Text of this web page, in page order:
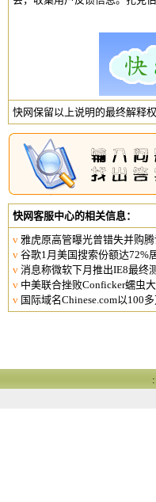
快网保留以上说明的最终解释权
快网客服中心的相关信息：
v 雅虎原高管曝光曾错失并购
v 谷歌1月美国搜索份额达72%
v 消息称微软下月推出IE8最终
v 中美联合挫败Conficker蠕虫
v 国际域名Chinese.com以100